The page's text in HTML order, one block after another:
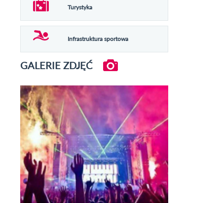
Turystyka
Infrastruktura sportowa
GALERIE ZDJĘĆ